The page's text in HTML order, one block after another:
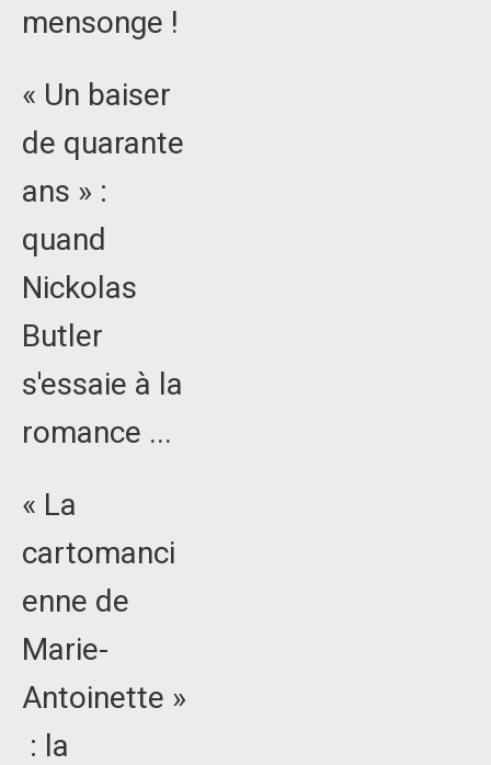
mensonge !
« Un baiser
de quarante
ans » :
quand
Nickolas
Butler
s'essaie à la
romance ...
« La
cartomanci
enne de
Marie-
Antoinette »
: la